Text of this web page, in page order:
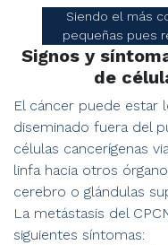
Siendo el más
pequeñas pues
Signos y
de
El cáncer puede estar
diseminado fuera del
células cancerígenas
linfa hacia otros
cerebro o glándulas
La metástasis del
siguientes síntomas: